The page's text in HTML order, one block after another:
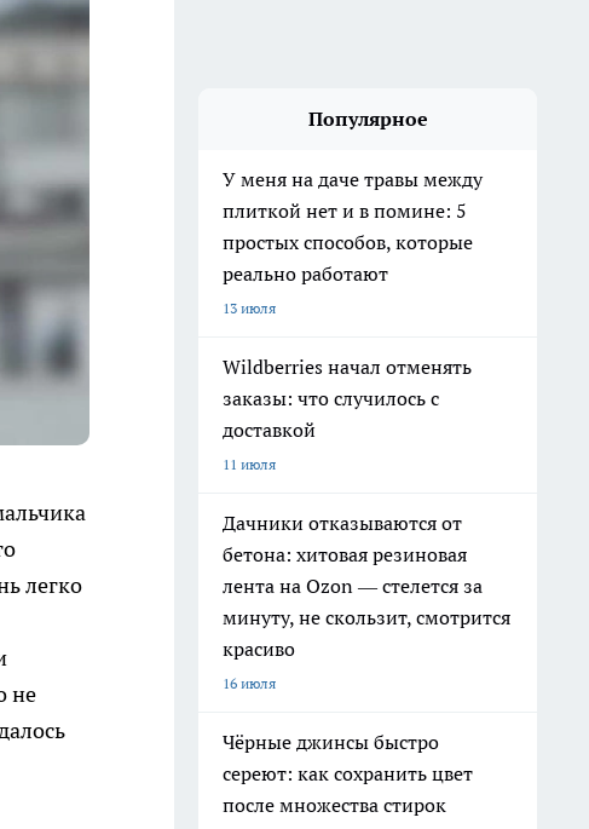
легко
не
Популярное
У меня на даче травы между
плиткой нет и в помине: 5
простых способов, которые
реально работают
13 июля
Wildberries начал отменять
заказы: что случилось с
доставкой
11 июля
Дачники отказываются от
бетона: хитовая резиновая
лента на Ozon — стелется за
минуту, не скользит, смотрится
красиво
16 июля
Чёрные джинсы быстро
сереют: как сохранить цвет
после множества стирок